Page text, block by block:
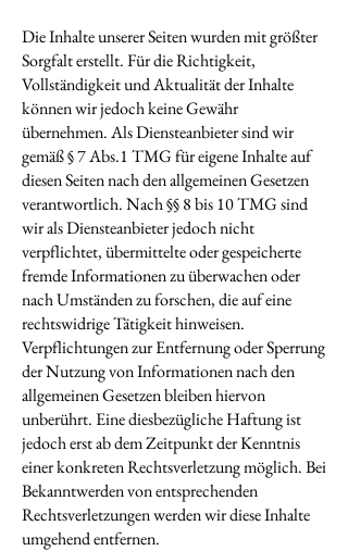
Die Inhalte unserer Seiten wurden mit größter
Sorgfalt erstellt. Für die Richtigkeit,
Vollständigkeit und Aktualität der Inhalte
können wir jedoch keine Gewähr
übernehmen. Als Diensteanbieter sind wir
gemäß § 7 Abs.1 TMG für eigene Inhalte auf
diesen Seiten nach den allgemeinen Gesetzen
verantwortlich. Nach §§ 8 bis 10 TMG sind
wir als Diensteanbieter jedoch nicht
verpflichtet, übermittelte oder gespeicherte
fremde Informationen zu überwachen oder
nach Umständen zu forschen, die auf eine
rechtswidrige Tätigkeit hinweisen.
Verpflichtungen zur Entfernung oder Sperrung
der Nutzung von Informationen nach den
allgemeinen Gesetzen bleiben hiervon
unberührt. Eine diesbezügliche Haftung ist
jedoch erst ab dem Zeitpunkt der Kenntnis
einer konkreten Rechtsverletzung möglich. Bei
Bekanntwerden von entsprechenden
Rechtsverletzungen werden wir diese Inhalte
umgehend entfernen.